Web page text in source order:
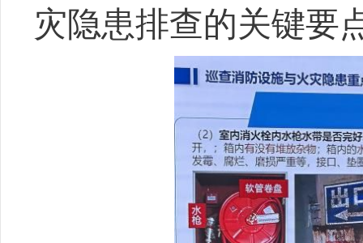
灾隐患排查的关键要